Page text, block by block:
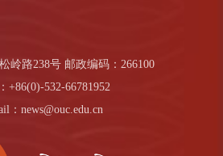
岭路238号 邮政编码：266100
+86(0)-532-66781952
：news@ouc.edu.cn